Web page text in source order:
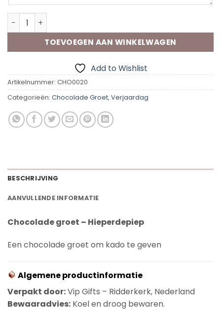
Chocolade groet Hieperdepiep aantal
TOEVOEGEN AAN WINKELWAGEN
Add to Wishlist
Artikelnummer: CHO0020
Categorieën: Chocolade Groet, Verjaardag
BESCHRIJVING
AANVULLENDE INFORMATIE
Chocolade groet – Hieperdepiep
Een chocolade groet om kado te geven
Algemene productinformatie
Verpakt door:Vip Gifts – Ridderkerk, Nederland
Bewaaradvies: Koel en droog bewaren.